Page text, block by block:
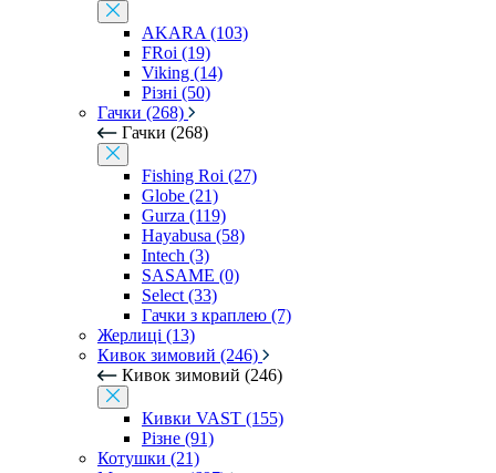
AKARA (103)
FRoi (19)
Viking (14)
Різні (50)
Гачки (268)
Гачки (268)
Fishing Roi (27)
Globe (21)
Gurza (119)
Hayabusa (58)
Intech (3)
SASAME (0)
Select (33)
Гачки з краплею (7)
Жерлиці (13)
Кивок зимовий (246)
Кивок зимовий (246)
Кивки VAST (155)
Різне (91)
Котушки (21)